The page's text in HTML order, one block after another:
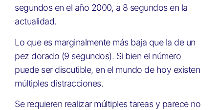
segundos en el año 2000, a 8 segundos en la
actualidad.
Lo que es marginalmente más baja que la de un
pez dorado (9 segundos). Si bien el número
puede ser discutible, en el mundo de hoy existen
múltiples distracciones.
Se requieren realizar múltiples tareas y parece no